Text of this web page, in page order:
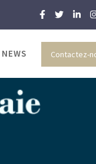
Contactez-
NEWS